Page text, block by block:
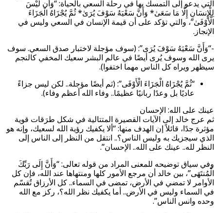
التي يدعو إلى التمسك بها في رحلة السعي بالحياة: “وَأَن لَّيْسَ
لِلْإِنسَانِ إِلَّا مَا سَعَىٰ* وَأَنَّ سَعْيَهُ سَوْفَ يُرَىٰ* ثُمَّ يُجْزَاهُ الْجَزَاءَ
الْأَوْفَىٰ”، والتي تؤكد على أن قيمة الإنسان في السعي وليس في
الإنجاز.
-“وَأَنَّ سَعْيَهُ سَوْفَ يُرَى”: (سوف مؤجلة لاختبار صدق السعي. سوف
يرى الله وسوف يُرى أيضًا في عالم البشر سعيك المخفي كالنجم
سيظهر ويراه كل الناس مهما اختفوا).
“ثُمَّ يُجْزَاهُ الْجَزَاءَ الْأَوْفَى”: (ثم أيضًا مؤجلة.. لكن ليس جزاءً
عاديًا بل وعدًا ربانيًا عظيمًا.. وفاء الله أعظم وفاء).
عينك على الله: الإحسان
ثم عرج خالد إلى الآيات القصيرة المتتالية في شكل طرَقات قوية
مؤثرة جدًا، قائلاً إن الهدف منها: “ألا يكفيك رؤية الله لسعيك، وإنه هو
الذي سيجزيك به وليس الناس؟.. انتقل من النظر إلى الناس إلى
النظر لله.. عينك على الله.. الإحسان”.
وفي سياق توضيحه للمعنى المراد من قوله تعالى: “وَأَنَّ إِلَى رَبِّكَ
الْمُنتَهَى”، بين خالد أن مرجع الأمور كلها ومنتهاها عند الله، فإن كل
الأوامر لا تمضي في الأرض، تمضى في السماء.. كل الأرزاق تُقسّم
في السماء وليس في الأرض.. أما يكفيك نظر الله؟، ركز مع الله
وحده وانس الناس”.